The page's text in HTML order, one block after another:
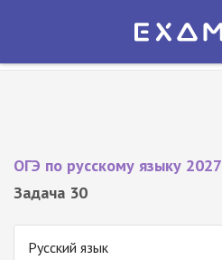
Экзамер — ЕГЭ 2027
ОГЭ по русскому языку 2027
Задача 30
Русский язык